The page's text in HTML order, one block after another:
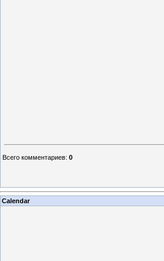
Всего комментариев: 0
Calendar